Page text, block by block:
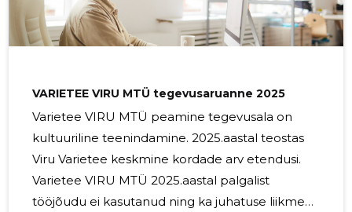
VARIETEE VIRU MTÜ tegevusaruanne 2025
Varietee VIRU MTÜ peamine tegevusala on
kultuuriline teenindamine. 2025.aastal teostas
Viru Varietee keskmine kordade arv etendusi.
Varietee VIRU MTÜ 2025.aastal palgalist
tööjõudu ei kasutanud ning ka juhatuse liikmed